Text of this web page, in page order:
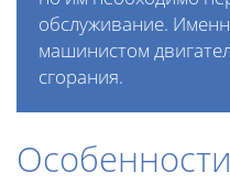
обслуживание.
машинистом
сгорания.